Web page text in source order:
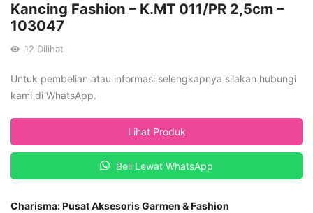
Kancing Fashion – K.MT 011/PR 2,5cm –
103047
12 Dilihat
Untuk pembelian atau informasi selengkapnya silakan hubungi
kami di WhatsApp.
Lihat Produk
Beli Lewat WhatsApp
Charisma: Pusat Aksesoris Garmen & Fashion